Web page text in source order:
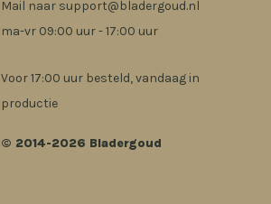
Mail naar support@bladergoud.nl
ma-vr 09:00 uur - 17:00 uur
Voor 17:00 uur besteld, vandaag in
productie
© 2014-2026 Bladergoud